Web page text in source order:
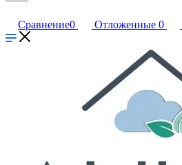
Сравнение0 Отложенные 0